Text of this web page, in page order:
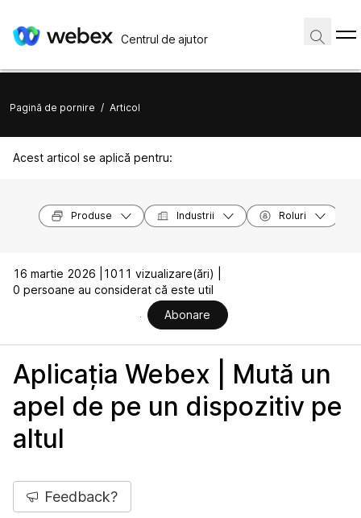
Centrul de ajutor
Pagină de pornire / Articol
Acest articol se aplică pentru:
Produse Industrii Roluri
16 martie 2026 |
1011 vizualizare(ări) |
0 persoane au considerat că este util
Abonare
Aplicația Webex | Mută un
apel de pe un dispozitiv pe
altul
Feedback?